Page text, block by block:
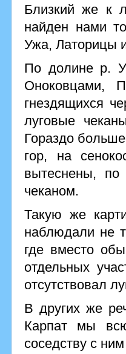
Близкий же к
найден нами
Ужа, Латорицы
По долине р.
Оноковцами,
гнездящихся
луговые
Гораздо
гор, на
вытеснены,
чеканом.
Такую же
наблюдали не
где вместо
отдельных
отсутствовал
В других же
Карпат мы
соседству с